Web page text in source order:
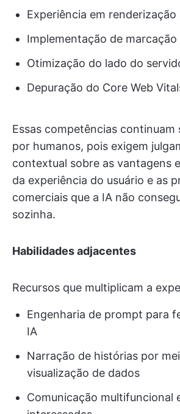
Experiência em
Implementação de marcação
Otimização do lado do
Depuração do Core Web
Essas competências continuam
por humanos, pois exigem
contextual sobre as vantagens
da experiência do usuário e as
comerciais que a IA não
sozinha.
Habilidades adjacentes
Recursos que multiplicam a
Engenharia de prompt para
IA
Narração de histórias por
visualização de dados
Comunicação multifuncional